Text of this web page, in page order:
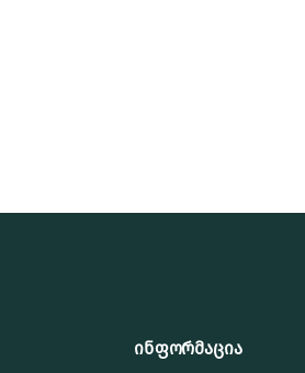
ინფორმაცია